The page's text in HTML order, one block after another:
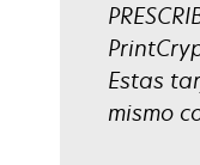
Estas
mismo